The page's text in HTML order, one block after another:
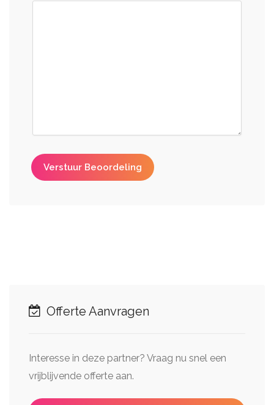
Verstuur Beoordeling
Offerte Aanvragen
Interesse in deze partner? Vraag nu snel een
vrijblijvende offerte aan.